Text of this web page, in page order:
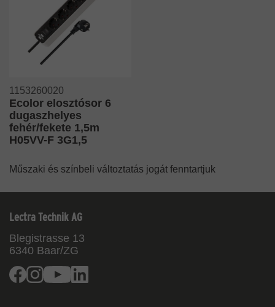
1153260020
Ecolor elosztósor 6
dugaszhelyes
fehér/fekete 1,5m
H05VV-F 3G1,5
Műszaki és színbeli változtatás jogát fenntartjuk
Lectra Technik AG
Blegistrasse 13
6340 Baar/ZG
Facebook
InstagramYoutube